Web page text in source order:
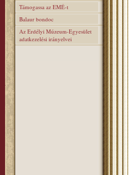
Támogassa az EMÉ-t
Balaur bondoc
Az Erdélyi Múzeum-Egyesület
adatkezelési irányelvei